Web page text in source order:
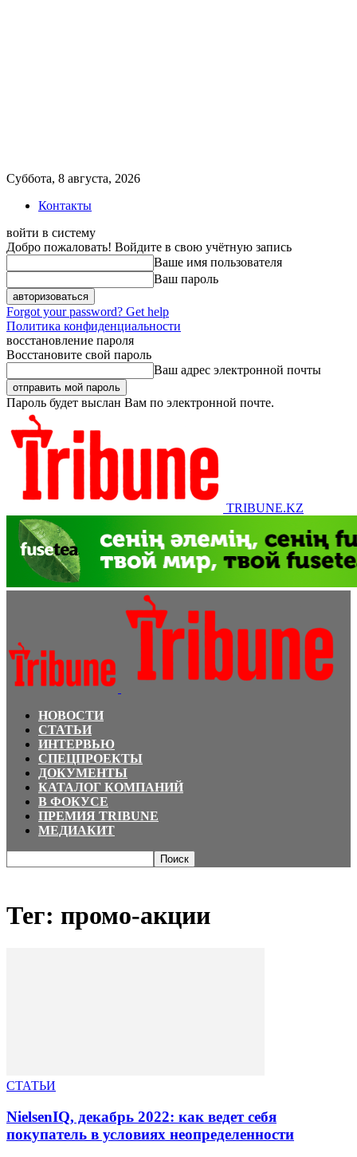
Суббота, 8 августа, 2026
Контакты
войти в систему
Добро пожаловать! Войдите в свою учётную запись
Ваше имя пользователя
Ваш пароль
Forgot your password? Get help
Политика конфиденциальности
восстановление пароля
Восстановите свой пароль
Ваш адрес электронной почты
Пароль будет выслан Вам по электронной почте.
TRIBUNE.KZ
НОВОСТИ
СТАТЬИ
ИНТЕРВЬЮ
СПЕЦПРОЕКТЫ
ДОКУМЕНТЫ
КАТАЛОГ КОМПАНИЙ
В ФОКУСЕ
ПРЕМИЯ TRIBUNE
МЕДИАКИТ
Тег: промо-акции
СТАТЬИ
NielsenIQ, декабрь 2022: как ведет себя
покупатель в условиях неопределенности